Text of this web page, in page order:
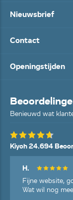
Nieuwsbrief
Contact
Openingstijden
Benieuwd wat
Kiyoh 24.694
H.
Fijne website,
Wat wil nog